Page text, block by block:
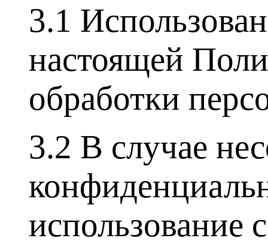
3.1
настоящей
обработки
3.2 В случае
использование